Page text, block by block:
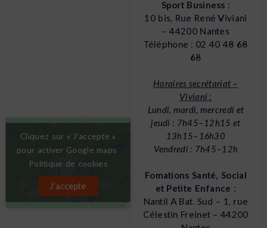
modernes dans le cadre verdoyant de l’île de
Nantes. Nos 2 bâtiments sont idéalement situés,
à proximité du Palais des Sports et à environ 15
min du centre-ville et de la gare.
Cliquez sur « J’accepte »
pour activer Google maps
Politique de cookies
J’accepte
Sport Business :
10 bis, Rue René Viviani
– 44200 Nantes
Téléphone : 02 40 48 68
68
Horaires secrétariat –
Viviani :
Lundi, mardi, mercredi et
jeudi : 7h45–12h15 et
13h15–16h30
Vendredi : 7h45–12h
Fomations Santé, Social
et Petite Enfance :
Nantil A Bat. Sud – 1, rue
Célestin Freinet – 44200